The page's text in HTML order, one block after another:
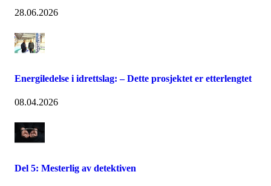
28.06.2026
Energiledelse i idrettslag: – Dette prosjektet er etterlengtet
08.04.2026
Del 5: Mesterlig av detektiven